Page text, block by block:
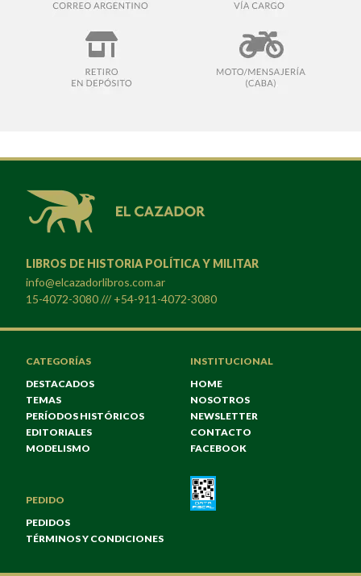
LIBROS DE HISTORIA POLÍTICA Y MILITAR
info@elcazadorlibros.com.ar
15-4072-3080 /// +54-911-4072-3080
CATEGORÍAS
DESTACADOS
TEMAS
PERÍODOS HISTÓRICOS
EDITORIALES
MODELISMO
INSTITUCIONAL
HOME
NOSOTROS
NEWSLETTER
CONTACTO
FACEBOOK
PEDIDO
PEDIDOS
TÉRMINOS Y CONDICIONES